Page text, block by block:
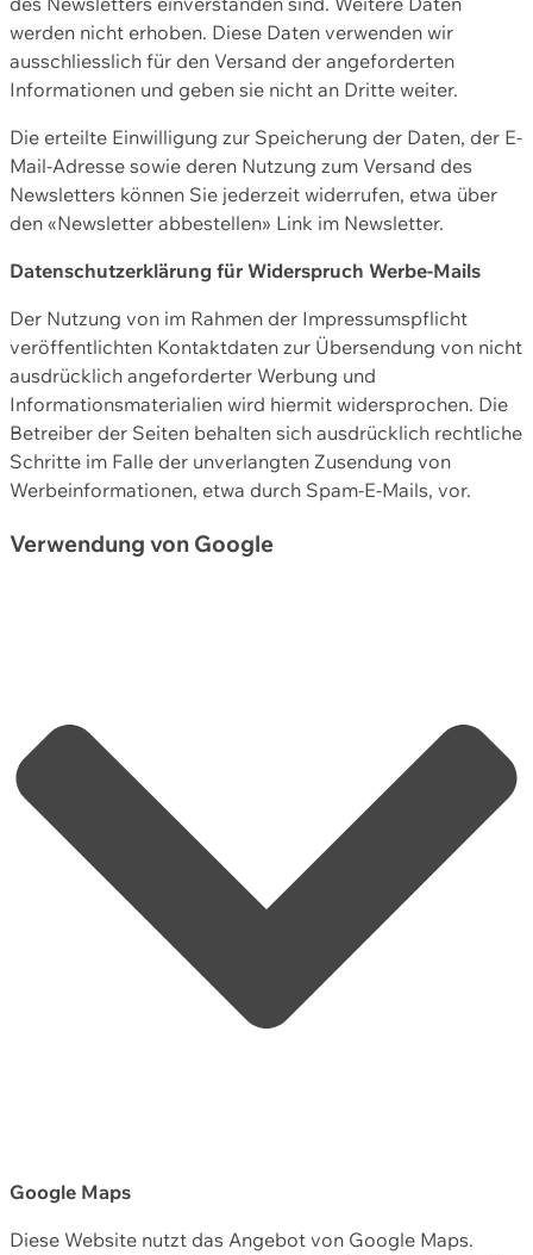
werden nicht erhoben. Diese Daten verwenden wir
ausschliesslich für den Versand der angeforderten
Informationen und geben sie nicht an Dritte weiter.
Die erteilte Einwilligung zur Speicherung der Daten, der E-
Mail-Adresse sowie deren Nutzung zum Versand des
Newsletters können Sie jederzeit widerrufen, etwa über
den «Newsletter abbestellen» Link im Newsletter.
Datenschutzerklärung für Widerspruch Werbe-Mails
Der Nutzung von im Rahmen der Impressumspflicht
veröffentlichten Kontaktdaten zur Übersendung von nicht
ausdrücklich angeforderter Werbung und
Informationsmaterialien wird hiermit widersprochen. Die
Betreiber der Seiten behalten sich ausdrücklich rechtliche
Schritte im Falle der unverlangten Zusendung von
Werbeinformationen, etwa durch Spam-E-Mails, vor.
Verwendung von Google
Google Maps
Diese Website nutzt das Angebot von Google Maps.